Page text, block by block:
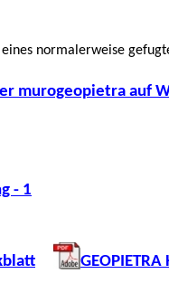
eines normalerweise
murogeopietra auf
- 1